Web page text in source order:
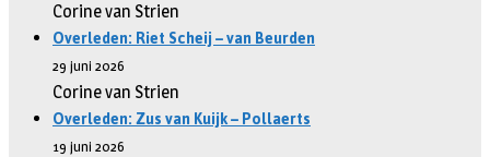
Corine van Strien
Overleden: Riet Scheij – van Beurden
29 juni 2026
Corine van Strien
Overleden: Zus van Kuijk – Pollaerts
19 juni 2026